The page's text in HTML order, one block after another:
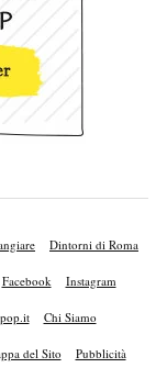
Dintorni di Roma
Facebook Instagram
Chi Siamo
del Sito Pubblicità